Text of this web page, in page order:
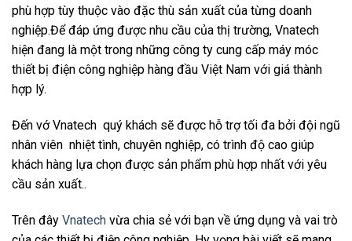
phù hợp tùy thuộc vào đặc thù sản xuất của từng doanh
nghiệp.Để đáp ứng được nhu cầu của thị trường, Vnatech
hiện đang là một trong những công ty cung cấp máy móc
thiết bị điện công nghiệp hàng đầu Việt Nam với giá thành
hợp lý.
Đến vớ Vnatech quý khách sẽ được hỗ trợ tối đa bởi đội ngũ
nhân viên nhiệt tình, chuyên nghiệp, có trình độ cao giúp
khách hàng lựa chọn được sản phẩm phù hợp nhất với yêu
cầu sản xuất..
Trên đây Vnatech vừa chia sẻ với bạn về ứng dụng và vai trò